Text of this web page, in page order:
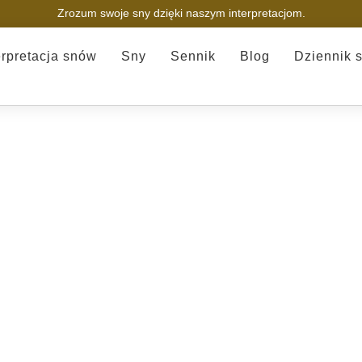
Zrozum swoje sny dzięki naszym interpretacjom.
snów Sny Sennik Blog Dziennik